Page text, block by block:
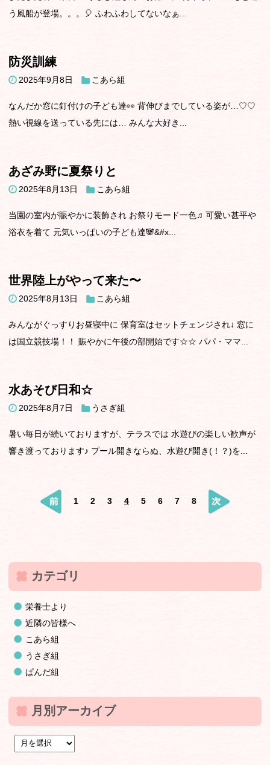
う風船が登場。。。🎈 ふわふわしてないなぁ...
防災訓練
2025年9月8日 こあら組
なんだか窓に釘付けの子ども達👀 背伸びまでしている姿が…♡♡
熱い視線を送っている先には… みんな大好き...
あざみ野に夏祭りと
2025年8月13日 こあら組
当園の室内が賑やかに装飾され お祭りモード一色♫ 可愛い甚平や
浴衣を着て 元気いっぱいの子ども達🐼&#x...
世界陸上がやって来た〜
2025年8月13日 こあら組
みんながぐっすりお昼寝中に 保育室はセットチェンジされ↓ 窓に
は国立競技場！！ 賑やかに午後の部開始です☆☆ パパ・ママ...
水あそび日和☆
2025年8月7日 うさぎ組
暑い毎日が続いておりますが、テラスでは 水遊びの楽しい歓声が
響き渡っております♪ プール開きならぬ、水遊び開き(！？)を...
1 2 3 4 5 6 7 8
カテゴリ
栄養士より
近隣の皆様へ
こあら組
うさぎ組
ぱんだ組
月別アーカイブ